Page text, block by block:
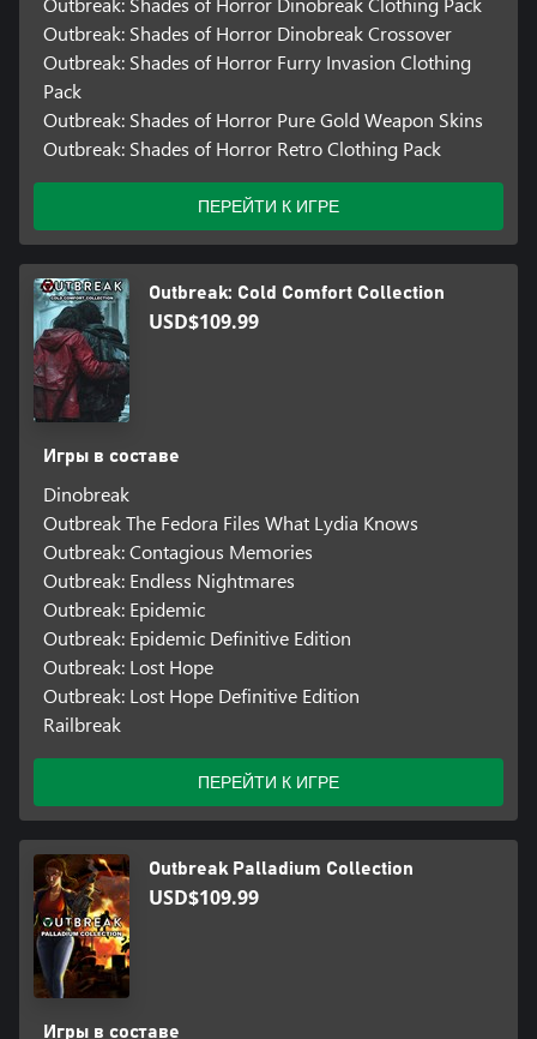
Outbreak: Shades of Horror Dinobreak Crossover
Outbreak: Shades of Horror Furry Invasion Clothing
Pack
Outbreak: Shades of Horror Pure Gold Weapon Skins
Outbreak: Shades of Horror Retro Clothing Pack
ПЕРЕЙТИ К ИГРЕ
Outbreak: Cold Comfort Collection
USD$109.99
Игры в составе
Dinobreak
Outbreak The Fedora Files What Lydia Knows
Outbreak: Contagious Memories
Outbreak: Endless Nightmares
Outbreak: Epidemic
Outbreak: Epidemic Definitive Edition
Outbreak: Lost Hope
Outbreak: Lost Hope Definitive Edition
Railbreak
ПЕРЕЙТИ К ИГРЕ
Outbreak Palladium Collection
USD$109.99
Игры в составе